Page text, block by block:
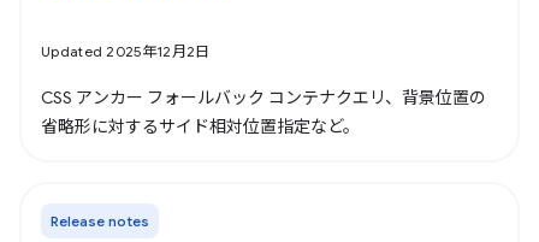
Updated 2025年12月2日
CSS アンカー フォールバック コンテナクエリ、背景位置の
省略形に対するサイド相対位置指定など。
Release notes